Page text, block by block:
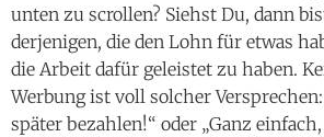
unten zu scrollen? Siehst Du, dann
derjenigen, die den Lohn für etwas
die Arbeit dafür geleistet zu haben.
Werbung ist voll solcher
später bezahlen!“ oder „Ganz